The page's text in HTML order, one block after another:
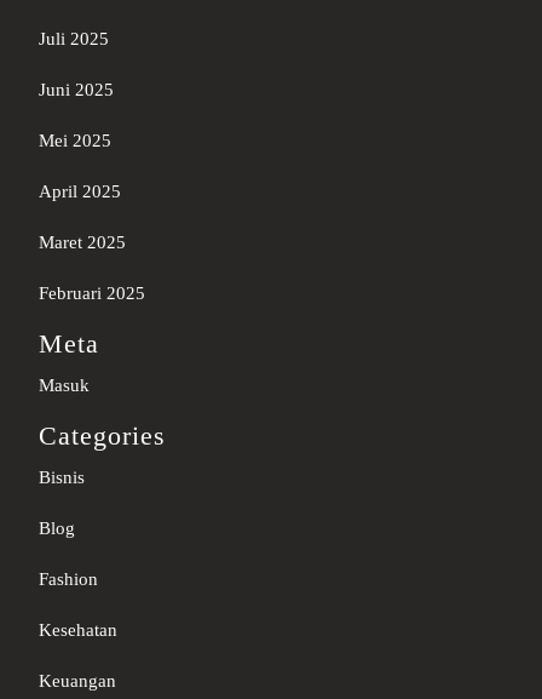
Juli 2025
Juni 2025
Mei 2025
April 2025
Maret 2025
Februari 2025
Meta
Masuk
Categories
Bisnis
Blog
Fashion
Kesehatan
Keuangan